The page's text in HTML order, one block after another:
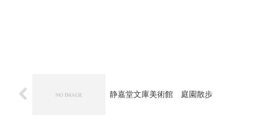
静嘉堂文庫美術館 庭園散歩